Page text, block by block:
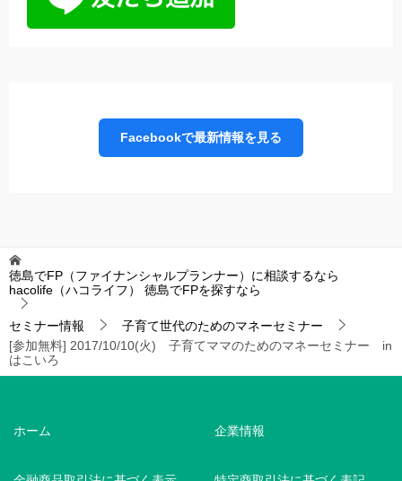
Facebookで最新情報を見る
徳島でFP（ファイナンシャルプランナー）に相談するなら
hacolife（ハコライフ）
徳島でFPを探すなら
セミナー情報
子育て世代のためのマネーセミナー
[参加無料] 2017/10/10(火) 子育てママのためのマネーセミナー in
はこいろ
ホーム 企業情報